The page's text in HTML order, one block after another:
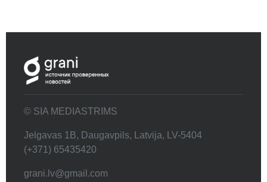
© SIA MEDIASTRIMS
Jelgavas 1B, Daugavpils, Latvija, LV-5404
(+371) 65435420
grani.lv@gmail.com